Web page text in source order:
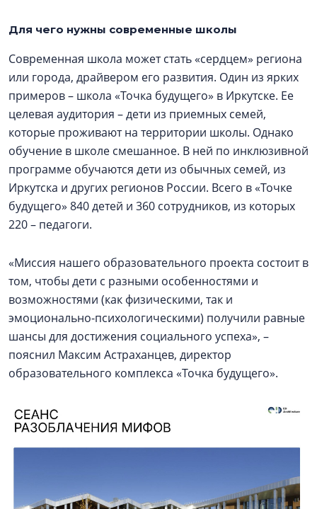
Для чего нужны современные школы
Современная школа может стать «сердцем» региона
или города, драйвером его развития. Один из ярких
примеров – школа «Точка будущего» в Иркутске. Ее
целевая аудитория – дети из приемных семей,
которые проживают на территории школы. Однако
обучение в школе смешанное. В ней по инклюзивной
программе обучаются дети из обычных семей, из
Иркутска и других регионов России. Всего в «Точке
будущего» 840 детей и 360 сотрудников, из которых
220 – педагоги.
«Миссия нашего образовательного проекта состоит в
том, чтобы дети с разными особенностями и
возможностями (как физическими, так и
эмоционально-психологическими) получили равные
шансы для достижения социального успеха», –
пояснил Максим Астраханцев, директор
образовательного комплекса «Точка будущего».